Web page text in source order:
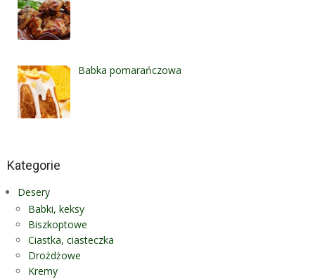
Babka pomarańczowa
Kategorie
Desery
Babki, keksy
Biszkoptowe
Ciastka, ciasteczka
Drożdżowe
Kremy